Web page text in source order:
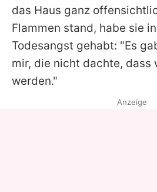
das Haus ganz
Flammen stand, habe sie
Todesangst gehabt: "Es
mir, die nicht dachte, dass
werden."
Anzeige